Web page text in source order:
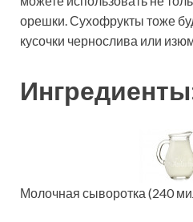
орешки. Сухофрукты тоже
кусочки чернослива или
Молочная сыворотка (240